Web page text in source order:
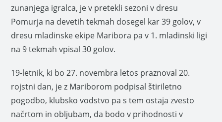
zunanjega igralca, je v pretekli sezoni v dresu
Pomurja na devetih tekmah dosegel kar 39 golov, v
dresu mladinske ekipe Maribora pa v 1. mladinski ligi
na 9 tekmah vpisal 30 golov.
19-letnik, ki bo 27. novembra letos praznoval 20.
rojstni dan, je z Mariborom podpisal štiriletno
pogodbo, klubsko vodstvo pa s tem ostaja zvesto
načrtom in obljubam, da bodo v prihodnosti v